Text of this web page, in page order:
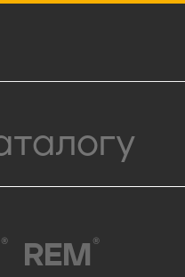
® REM ®